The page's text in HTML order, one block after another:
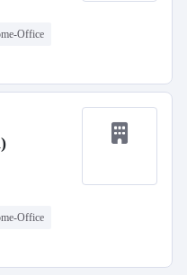
Office
Office